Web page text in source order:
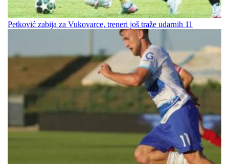
Petković zabija za Vukovarce, treneri još traže udarnih 11